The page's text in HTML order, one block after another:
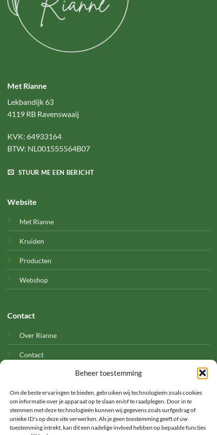
Beheer toestemming
Om de beste ervaringen te bieden, gebruiken wij technologieën zoals cookies
om informatie over je apparaat op te slaan en/of te raadplegen. Door in te
stemmen met deze technologieën kunnen wij gegevens zoals surfgedrag of
unieke ID's op deze site verwerken. Als je geen toestemming geeft of uw
toestemming intrekt, kan dit een nadelige invloed hebben op bepaalde functies
Met Rianne
Lekbandijk 63
4119 RB Ravenswaaij
KVK: 64933164
BTW: NL001555564B07
STUUR ME EEN BERICHT
Website
Met Rianne
Kruiden
Producten
Webshop
Contact
Over Rianne
Contact